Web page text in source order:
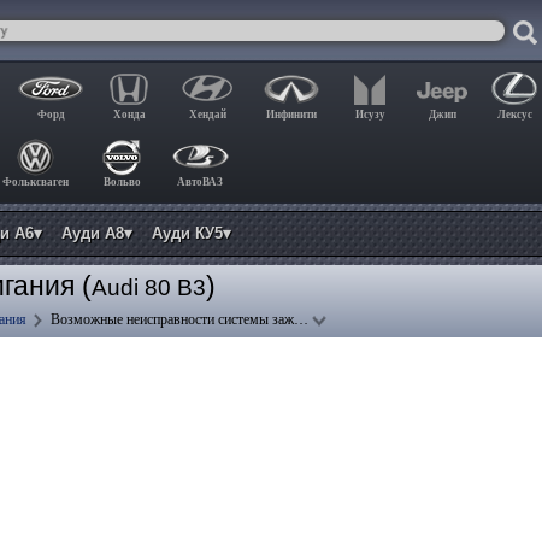
Форд Хонда Хендай Инфинити Исузу Джип Лексус
Фольксваген Вольво АвтоВАЗ
А6▾ Ауди А8▾ Ауди КУ5▾
(Audi 80 B3)
Возможные неисправности системы заж…